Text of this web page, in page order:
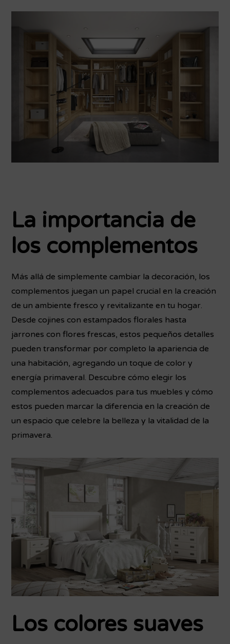
La importancia de
los complementos
Más allá de simplemente cambiar la decoración, los
complementos juegan un papel crucial en la creación
de un ambiente fresco y revitalizante en tu hogar.
Desde cojines con estampados florales hasta
jarrones con flores frescas, estos pequeños detalles
pueden transformar por completo la apariencia de
una habitación, agregando un toque de color y
energía primaveral. Descubre cómo elegir los
complementos adecuados para tus muebles y cómo
estos pueden marcar la diferencia en la creación de
un espacio que celebre la belleza y la vitalidad de la
primavera.
Los colores suaves